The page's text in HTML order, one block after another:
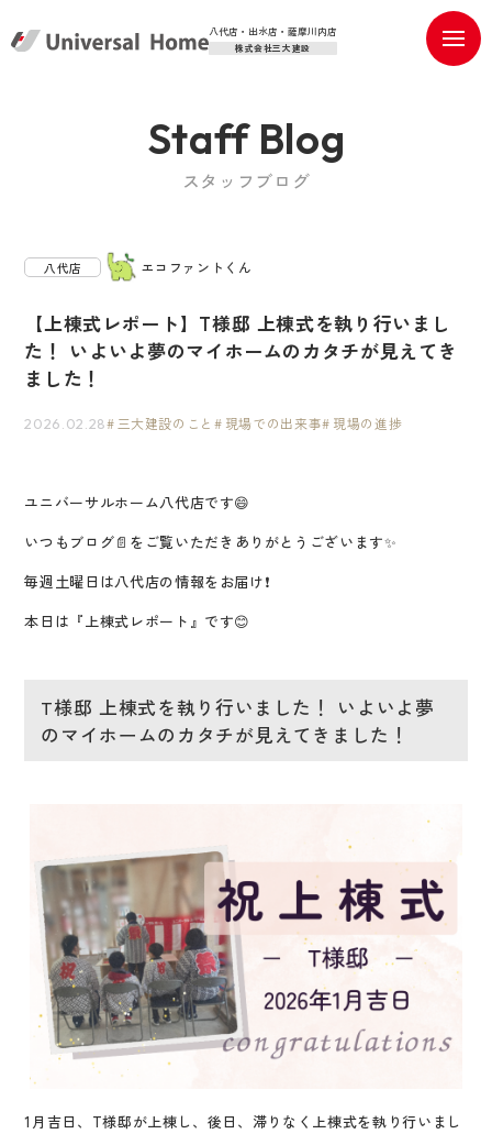
八代店・出水店・薩摩川内店
株式会社三大建設
Staff Blog
スタッフブログ
八代店 エコファントくん
【上棟式レポート】T様邸 上棟式を執り行いまし
た！ いよいよ夢のマイホームのカタチが見えてき
ました！
2026.02.28 三大建設のこと 現場での出来事 現場の進捗
ユニバーサルホーム八代店です😄
いつもブログ📄をご覧いただき ありがとうございます✨
毎週土曜日は八代店の情報をお届け❗
本日は『上棟式レポート』です😊
T様邸 上棟式を執り行いました！ いよいよ夢
のマイホームのカタチが見えてきました！
1月吉日、T様邸が上棟し、後日、滞りなく上棟式を執り行いまし